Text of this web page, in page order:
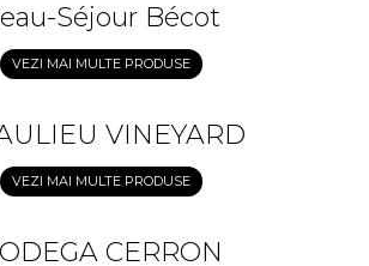
Séjour Bécot
VEZI MAI MULTE PRODUSE
VINEYARD
VEZI MAI MULTE PRODUSE
CERRON